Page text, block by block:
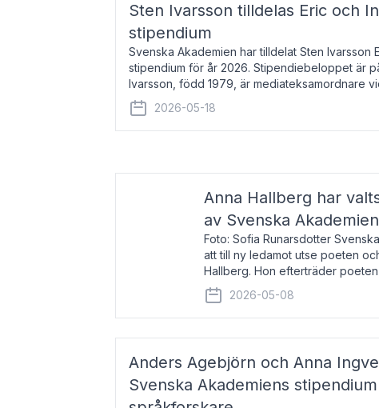
Sten Ivarsson tilldelas Eric och
stipendium
Svenska Akademien har tilldelat Sten Ivarsson
stipendium för år 2026. Stipendiebeloppet är
Ivarsson, född 1979, är mediateksamordnare
Trelleborg. Här har han på
2026-05-18
Anna Hallberg har
av Svenska Akademien
Foto: Sofia Runarsdotter
att till ny ledamot utse poeten
Hallberg. Hon efterträder
och kommer att ta sitt inträde vid
högtidssammankomst
2026-05-08
Anders Agebjörn och Anna
Svenska Akademiens